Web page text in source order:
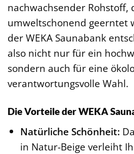
nachwachsender Rohstoff,
umweltschonend geerntet
der WEKA Saunabank
also nicht nur für ein
sondern auch für eine
verantwortungsvolle Wahl.
Die Vorteile der WEKA
Natürliche Schönheit:
in Natur-Beige verleiht